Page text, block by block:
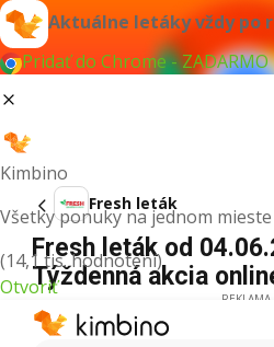
Aktuálne letáky vždy po
Pridať do Chrome - ZADARMO
Kimbino
Všetky ponuky na jednom mieste
(14,1 tis. hodnotení)
Otvoriť
Fresh leták
Fresh leták od
Týždenná akcia
REKLAMA